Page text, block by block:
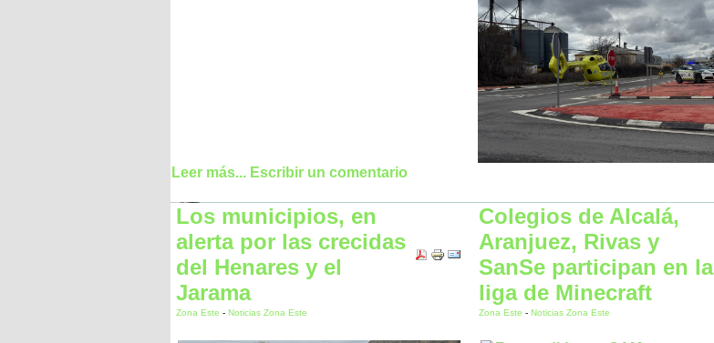
Leer más... Escribir un comentario
Los municipios, en
alerta por las crecidas
del Henares y el
Jarama
Zona Este - Noticias Zona Este
Colegios de Alcalá,
Aranjuez, Rivas y
SanSe participan en la
liga de Minecraft
Zona Este - Noticias Zona Este